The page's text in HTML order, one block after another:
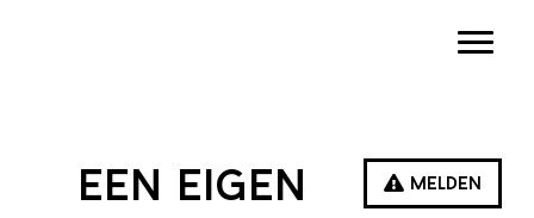
Melden
Een eigen